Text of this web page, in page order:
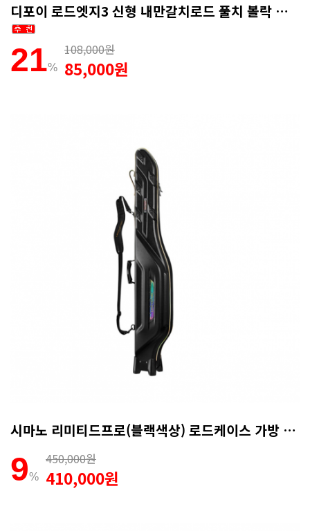
디포이 로드엣지3 신형 내만갈치로드 풀치 볼락 전갱이 무늬오징어 호레기 루어낚시대 762
21%
108,000원
85,000원
시마노 리미티드프로(블랙색상) 로드케이스 가방 140R RC-101P
9%
450,000원
410,000원